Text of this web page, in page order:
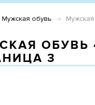
Мужская обувь
ОБУВЬ
3